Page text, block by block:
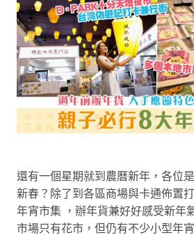
還有一個星期就到農曆新年，各位
新春？除了到各區商場與卡通佈置
年宵市集 ，辦年貨兼好好感受新年
市場只有花市，但仍有不少小型年